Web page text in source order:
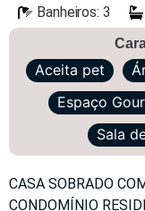
Banheiros: 3
Aceita pet
Espaço
Sala
CASA SOBRADO
CONDOMÍNIO